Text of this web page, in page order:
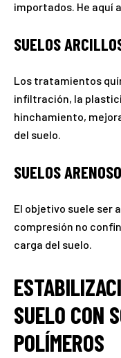
importados. He aquí
SUELOS
Los tratamientos
infiltración, la
hinchamiento,
del suelo.
SUELOS
El objetivo suele ser
compresión no
carga del suelo.
SUELO CON
POLÍMEROS